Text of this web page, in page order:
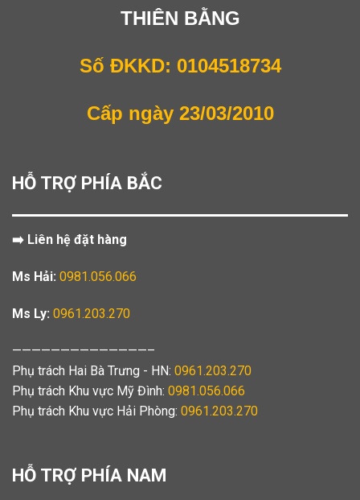
THIÊN BẰNG
Số ĐKKD: 0104518734
Cấp ngày 23/03/2010
HỖ TRỢ PHÍA BẮC
➡️ Liên hệ đặt hàng
Ms Hải: 0981.056.066
Ms Ly: 0961.203.270
——————————————–
Phụ trách Hai Bà Trưng - HN: 0961.203.270
Phụ trách Khu vực Mỹ Đình: 0981.056.066
Phụ trách Khu vực Hải Phòng: 0961.203.270
HỖ TRỢ PHÍA NAM